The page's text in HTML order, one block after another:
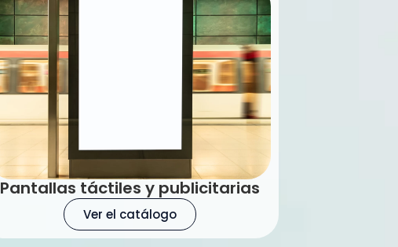
Pantallas táctiles y publicitarias
Ver el catálogo